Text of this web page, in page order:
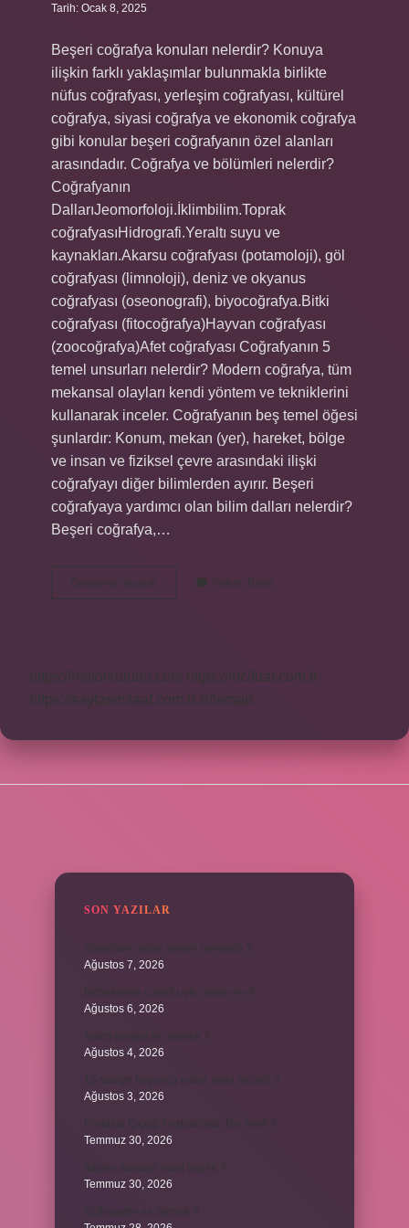
Tarih: Ocak 8, 2025
Beşeri coğrafya konuları nelerdir? Konuya
ilişkin farklı yaklaşımlar bulunmakla birlikte
nüfus coğrafyası, yerleşim coğrafyası, kültürel
coğrafya, siyasi coğrafya ve ekonomik coğrafya
gibi konular beşeri coğrafyanın özel alanları
arasındadır. Coğrafya ve bölümleri nelerdir?
Coğrafyanın
DallarıJeomorfoloji.İklimbilim.Toprak
coğrafyasıHidrografi.Yeraltı suyu ve
kaynakları.Akarsu coğrafyası (potamoloji), göl
coğrafyası (limnoloji), deniz ve okyanus
coğrafyası (oseonografi), biyocoğrafya.Bitki
coğrafyası (fitocoğrafya)Hayvan coğrafyası
(zoocoğrafya)Afet coğrafyası Coğrafyanın 5
temel unsurları nelerdir? Modern coğrafya, tüm
mekansal olayları kendi yöntem ve tekniklerini
kullanarak inceler. Coğrafyanın beş temel öğesi
şunlardır: Konum, mekan (yer), hareket, bölge
ve insan ve fiziksel çevre arasındaki ilişki
coğrafyayı diğer bilimlerden ayırır. Beşeri
coğrafyaya yardımcı olan bilim dalları nelerdir?
Beşeri coğrafya,…
Devamını okuyun
Coğrafya
Yorum Bırak
https://motorkulubu.com
https://mcifuar.com.tr
https://saytasinsaat.com.tr
Sitemap
SON YAZILAR
Ağustos 7, 2026
Ağustos 6, 2026
Ağustos 4, 2026
Ağustos 3, 2026
Temmuz 30, 2026
Temmuz 30, 2026